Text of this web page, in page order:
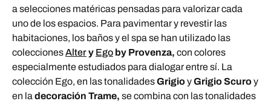
a selecciones matéricas pensadas para valorizar cada
uno de los espacios. Para pavimentar y revestir las
habitaciones, los baños y el spa se han utilizado las
coleccionesAltery Ego by Provenza, con colores
especialmente estudiados para dialogar entre sí. La
colección Ego, en las tonalidadesGrigioyGrigio Scuroy
en la decoración Trame, se combina con las tonalidades